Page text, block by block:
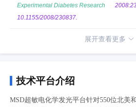
A.M., Pospisil, H, Beisiegel, U.,
Experimental Diabetes Research
10.1155/2008/230837.
展开查看更多
技术平台介绍
MSD超敏电化学发光平台针对550位北美